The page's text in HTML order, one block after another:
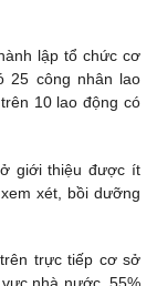
lập tổ chức cơ
25 công nhân lao
10 lao động có
giới thiệu được ít
xét, bồi dưỡng
trực tiếp cơ sở
nhà nước, 55%